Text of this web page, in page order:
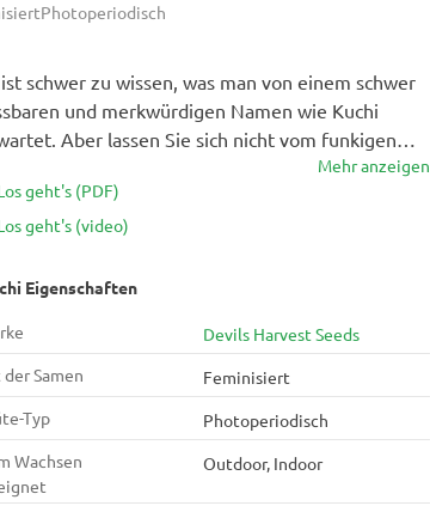
Photoperiodisch
Eigenschaften
Devils Harvest Seeds
Samen
Feminisiert
Typ
Photoperiodisch
Wachsen
Outdoor, Indoor
ist schwer zu wissen, was man von einem schwer
und merkwürdigen Namen wie Kuchi
Aber lassen Sie sich nicht vom funkigen
täuschen, denn Sie werden auf jeden
wieder wachsen und die Sorte konsumieren
sobald Sie ihr Flair erfahren. Diese Rarität an
Genetiken, und das Ergebnis ist alles, was
Mehr anzeigen
geht's (PDF)
geht's (video)